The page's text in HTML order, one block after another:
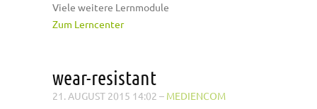
Viele weitere Lernmodule
Zum Lerncenter
wear-resistant
21. AUGUST 2015 14:02 – MEDIENCOM